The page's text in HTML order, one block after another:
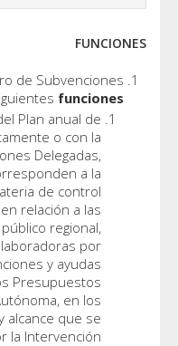
de Control
le corresponden las
:
Desarrollar, en el marco
control, ya sea
de las
las funciones que
Intervención General en
de subvenciones,
entidades del sector
y entidades
razón de las
concedidas con cargo a
de la Comunidad
términos, condiciones y
en cada caso por